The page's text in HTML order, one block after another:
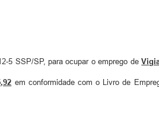
5 SSP/SP, para ocupar o emprego de
em conformidade com o Livro de